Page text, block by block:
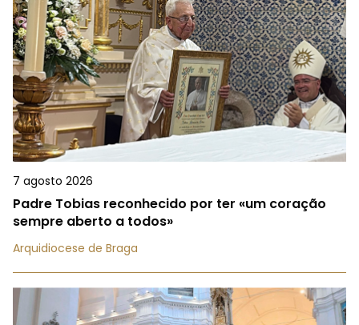
7 agosto 2026
Padre Tobias reconhecido por ter «um coração
sempre aberto a todos»
Arquidiocese de Braga